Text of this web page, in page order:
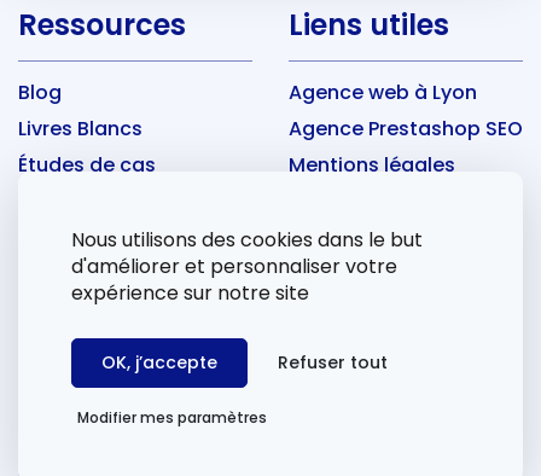
Ressources
Blog
Livres Blancs
Études de cas
Liens utiles
Agence web à Lyon
Agence Prestashop SEO
Mentions légales
Nos Derniers articles
Pages dupliquées : Google met deux semaines à
voir les corrections
Ce que Reddit nous apprend sur ChatGPT
Nous utilisons des cookies dans le but
d'améliorer et personnaliser votre
expérience sur notre site
OK, j’accepte Refuser tout
Modifier mes paramètres